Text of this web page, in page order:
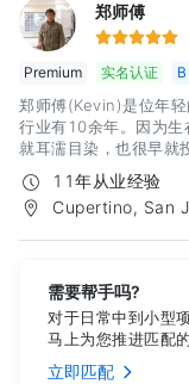
郑师傅
Premium
实名认证
郑师傅(Kevin)是位年
行业有10余年。因为生
就耳濡目染，也很早就
验。曾在中国大陆曾
对施工的团队合作和组
提高团队工作效率方面
11年从业经验
Cupertino, San
需要帮手吗?
对于日常中到小型
马上为您推进匹配
立即匹配